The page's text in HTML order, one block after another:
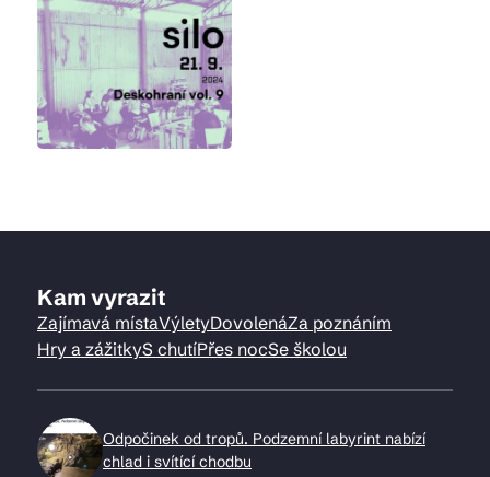
Kam vyrazit
Zajímavá místaVýletyDovolenáZa poznáním
Hry a zážitkyS chutíPřes nocSe školou
Odpočinek od tropů. Podzemní labyrint nabízí
chlad i svítící chodbu